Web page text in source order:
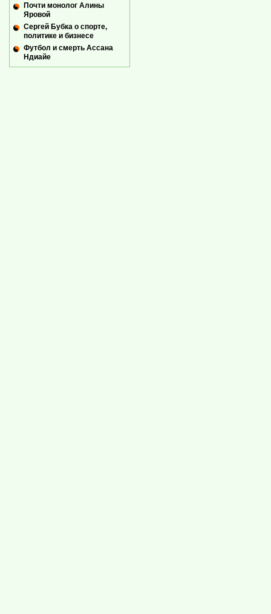
Почти монолог Алины
Яровой
Сергей Бубка о спорте,
политике и бизнесе
Футбол и смерть Ассана
Ндиайе